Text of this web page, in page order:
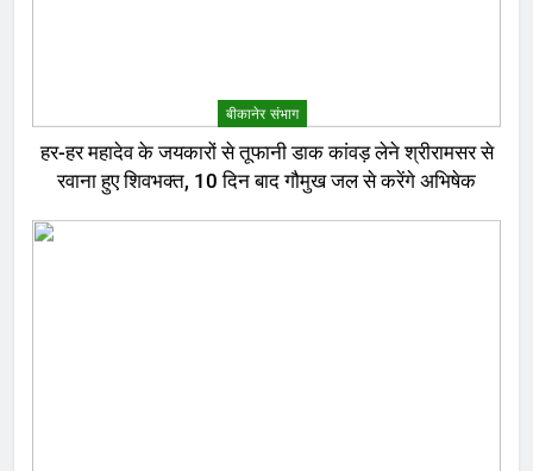
बीकानेर संभाग
हर-हर महादेव के जयकारों से तूफानी डाक कांवड़ लेने श्रीरामसर से
रवाना हुए शिवभक्त, 10 दिन बाद गौमुख जल से करेंगे अभिषेक